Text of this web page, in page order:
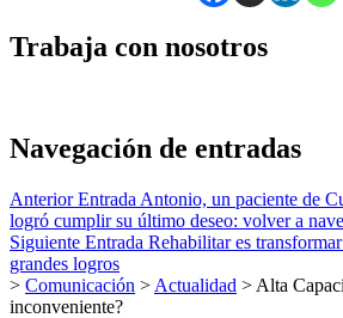
Trabaja con nosotros
Navegación de entradas
Anterior Entrada Antonio, un paciente de
logró cumplir su último deseo: volver a
Siguiente Entrada Rehabilitar es
grandes logros
> Comunicación > Actualidad > Alta
inconveniente?